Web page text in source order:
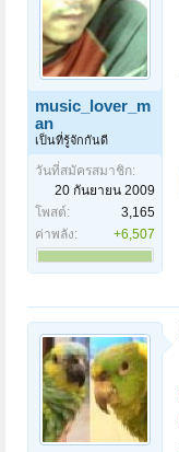
music_lover_m
an
เป็นที่รู้จักกันดี
วันที่สมัครสมาชิก:
20 กันยายน 2009
โพสต์:
3,165
ค่าพลัง:
+6,507